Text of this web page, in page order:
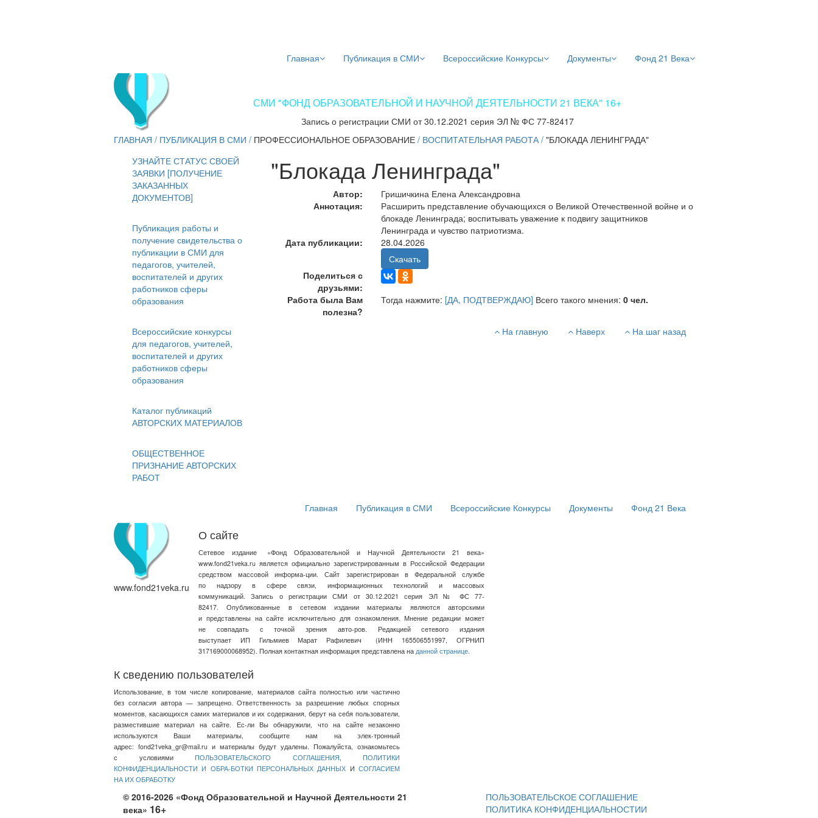
Главная Публикация в СМИ Всероссийские Конкурсы Документы Фонд 21 Века
СМИ "ФОНД ОБРАЗОВАТЕЛЬНОЙ И НАУЧНОЙ ДЕЯТЕЛЬНОСТИ 21 ВЕКА" 16+
Запись о регистрации СМИ от 30.12.2021 серия ЭЛ № ФС 77-82417
ГЛАВНАЯ / ПУБЛИКАЦИЯ В СМИ / ПРОФЕССИОНАЛЬНОЕ ОБРАЗОВАНИЕ / ВОСПИТАТЕЛЬНАЯ РАБОТА/ "БЛОКАДА ЛЕНИНГРАДА"
УЗНАЙТЕ СТАТУС СВОЕЙ
ЗАЯВКИ [ПОЛУЧЕНИЕ
ЗАКАЗАННЫХ
ДОКУМЕНТОВ]
Публикация работы и
получение свидетельства о
публикации в СМИ для
педагогов, учителей,
воспитателей и других
работников сферы
образования
Всероссийские конкурсы
для педагогов, учителей,
воспитателей и других
работников сферы
образования
Каталог публикаций
АВТОРСКИХ МАТЕРИАЛОВ
ОБЩЕСТВЕННОЕ
ПРИЗНАНИЕ АВТОРСКИХ
РАБОТ
"Блокада Ленинграда"
Автор:
Гришичкина Елена Александровна
Аннотация:
Расширить представление обучающихся о Великой Отечественной войне и о
блокаде Ленинграда; воспитывать уважение к подвигу защитников
Ленинграда и чувство патриотизма.
Дата публикации:
28.04.2026
Скачать
Поделиться с
друзьями:
Работа была Вам
полезна?
Тогда нажмите: [ДА, ПОДТВЕРЖДАЮ] Всего такого мнения:0 чел.
На главную Наверх На шаг назад
Главная Публикация в СМИ Всероссийские Конкурсы Документы Фонд 21 Века
www.fond21veka.ru
О сайте
Сетевое издание «Фонд Образовательной и Научной Деятельности 21 века»
www.fond21veka.ru является официально зарегистрированным в Российской Федерации
средством массовой информа-ции. Сайт зарегистрирован в Федеральной службе
по надзору в сфере связи, информационных технологий и массовых
коммуникаций. Запись о регистрации СМИ от 30.12.2021 серия ЭЛ № ФС 77-
82417. Опубликованные в сетевом издании материалы являются авторскими
и представлены на сайте исключительно для ознакомления. Мнение редакции может
не совпадать с точкой зрения авто-ров. Редакцией сетевого издания
выступает ИП Гильмиев Марат Рафилевич
(ИНН 165506551997, ОГРНИП
317169000068952). Полная контактная информация представлена на данной странице.
К сведению пользователей
Использование, в том числе копирование, материалов сайта полностью или частично
без согласия автора — запрещено. Ответственность за разрешение любых спорных
моментов, касающихся самих материалов и их содержания, берут на себя пользователи,
разместившие материал на сайте. Ес-ли Вы обнаружили, что на сайте незаконно
используются Ваши материалы, сообщите нам на элек-тронный
адрес: fond21veka_gr@mail.ru и материалы будут удалены. Пожалуйста, ознакомьтесь
с условиями ПОЛЬЗОВАТЕЛЬСКОГО СОГЛАШЕНИЯ, ПОЛИТИКИ
КОНФИДЕНЦИАЛЬНОСТИ И ОБРА-БОТКИ ПЕРСОНАЛЬНЫХ ДАННЫХ И СОГЛАСИЕМ
НА ИХ ОБРАБОТКУ
© 2016-2026 «Фонд Образовательной и Научной Деятельности 21
века» 16+
ПОЛЬЗОВАТЕЛЬСКОЕ СОГЛАШЕНИЕ
ПОЛИТИКА КОНФИДЕНЦИАЛЬНОСТИИ